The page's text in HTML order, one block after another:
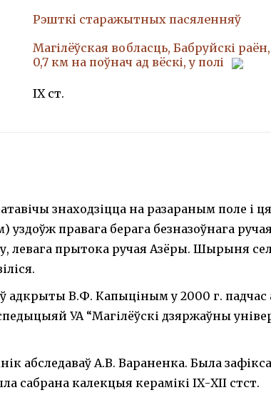
Рэшткi старажытных пасяленняў
Магілёўская вобласць, Бабруйскі
0,7 км на поўнач ад вёскі, у полі
IX ст.
знаходзіцца на разараным поле і
уздоўж правага берага безназоўнага
левага прытока ручая Азёры. Шырыня
В.Ф. Капыціным у 2000 г. падчас
УА “Магілёўскі дзяржаўны
абследаваў А.В. Вараненка. Была
сабрана калекцыя керамікі ІХ-ХІІ стст.